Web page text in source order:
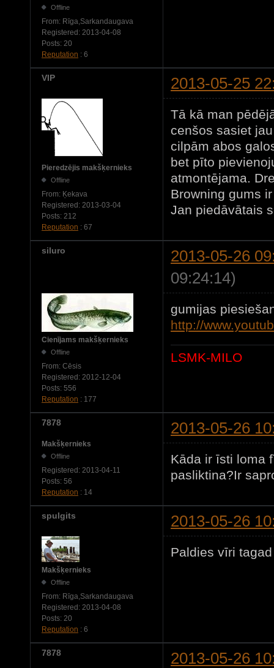
Offline
From: Rīga,Sarkandaugava
Registered: 2013-04-08
Posts: 20
Reputation : 6
VIP 2013-05-25
Pieredzējis makšķernieks
Offline
From: Ķekava
Registered: 2013-03-04
Posts: 212
Reputation : 67
Tā kā man
cenšos sasiet
cilpām abos
bet pīto
atmontējama.
Browning gums
Jan piedāvātais
siluro
2013-05-26
09:24:14)
Cienījams makšķernieks
Offline
From: Cēsis
Registered: 2012-12-04
Posts: 556
Reputation : 177
gumijas
http://
LSMK-MILO
7878 2013-05-26
Makšķernieks
Offline
Registered: 2013-04-11
Posts: 56
Reputation : 14
Kāda ir īsti loma
pasliktina?Ir
spulgits 2013-05-26
Makšķernieks
Offline
From: Rīga,Sarkandaugava
Registered: 2013-04-08
Posts: 20
Reputation : 6
Paldies vīri
7878 2013-05-26